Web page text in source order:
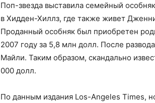
Поп-звезда выставила семейный
в Хидден-Хиллз, где также живет
Проданный особняк был приобретен
2007 году за 5,8 млн долл. После
Майли. Таким образом, скандально
000 долл.
По данным издания Los-Angeles Times,